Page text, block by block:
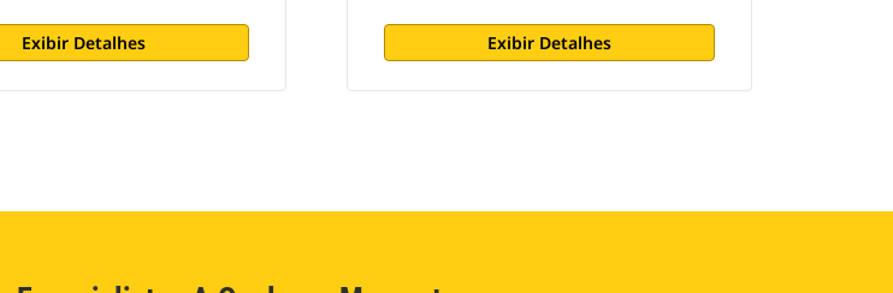
Exibir Detalhes Exibir Detalhes